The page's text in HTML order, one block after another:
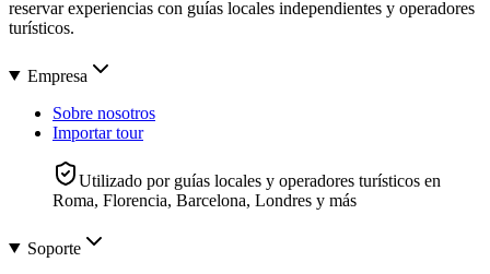
reservar experiencias con guías locales independientes y operadores
turísticos.
Empresa
Sobre nosotros
Importar tour
Utilizado por guías locales y operadores turísticos en
Roma, Florencia, Barcelona, Londres y más
Soporte